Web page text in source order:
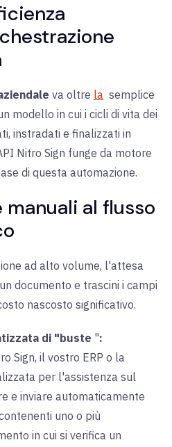
va oltre la semplice
modello in cui i cicli di vita dei
instradati e finalizzati in
Nitro Sign funge da motore
di questa automazione.
al flusso
ad alto volume, l'attesa
documento e trascini i campi
nascosto significativo.
di "buste ":
Sign, il vostro ERP o la
per l'assistenza sul
e inviare automaticamente
uno o più
in cui si verifica un